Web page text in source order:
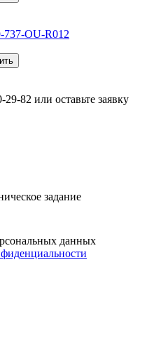
737-OU-R012
29-82 или оставьте заявку
задание
данных